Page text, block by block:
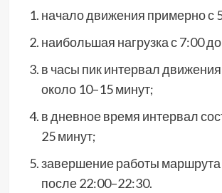
начало движения примерно с
наибольшая нагрузка с 7:00
в часы пик интервал
около 10–15 минут;
в дневное время интервал
25 минут;
завершение работы
после 22:00–22:30.